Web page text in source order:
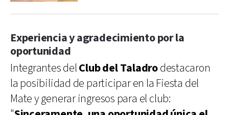
Experiencia y agradecimiento por la
oportunidad
Integrantes delClub del Taladrodestacaron
la posibilidad de participar en la Fiesta del
Mate y generar ingresos para el club: